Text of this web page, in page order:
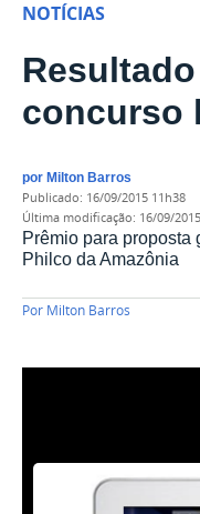
NOTÍCIAS
concurso
por Milton Barros
publicado: 16/09/2015 11h38
última modificação: 16/09/
Prêmio para proposta
Philco da Amazônia
Por Milton Barros